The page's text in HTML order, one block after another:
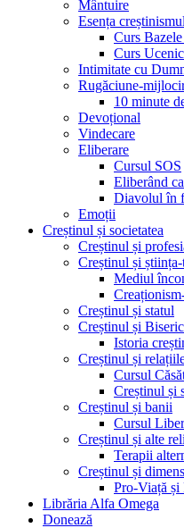
Mântuire
Esența
Curs
Curs
Intimitate cu
Rugăciune-
10 minute
Devoțional
Vindecare
Eliberare
Cursul SOS
Eliberând
Diavolul în
Emoții
Creștinul și societatea
Creștinul și
Creștinul și
Mediul
Creștinul și statul
Creștinul și
Istoria
Creștinul și
Cursul
Creștinul și
Creștinul și banii
Cursul
Creștinul și alte
Terapii
Creștinul și
Pro-Viață
Librăria Alfa Omega
Donează